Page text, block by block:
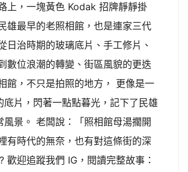
上，一塊黃色 Kodak 招牌靜靜掛
雄最早的老照相館，也是連家三代
日治時期的玻璃底片、手工修片、
數位浪潮的轉變、街區風貌的更迭
，不只是拍照的地方， 更像是一
底片，閃著一點點暮光，記下了民雄
風景。 老闆說：「照相館母湯擱開
有時代的無奈，也有對這條街的深
歡迎追蹤我們 IG，閱讀完整故事：